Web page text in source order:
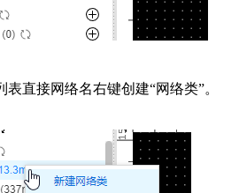
表直接网络名右键创建“网络类”。